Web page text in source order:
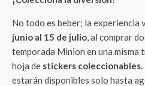
No todo es beber; la experiencia
junio al 15 de julio, al comprar
temporada Minion en una misma
hoja de stickers coleccionables.
estarán disponibles solo hasta